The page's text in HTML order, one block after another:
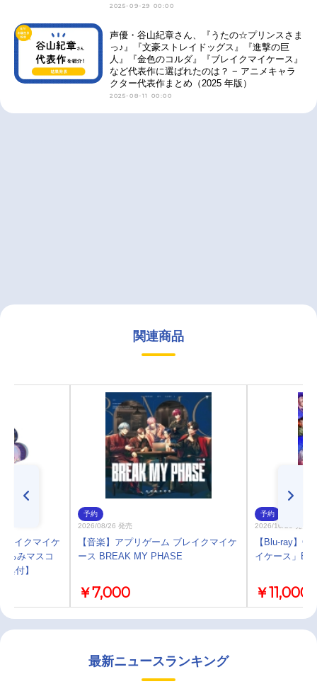
2025-09-29 00:00
声優・谷山紀章さん、『うたの☆プリンスさま
っ♪』『文豪ストレイドッグス』『進撃の巨
人』『金色のコルダ』『ブレイクマイケース』
など代表作に選ばれたのは？ − アニメキャラ
クター代表作まとめ（2025 年版）
2025-08-11 00:00
関連商品
レイクマイケ
るみマスコ
付】
予約
2026/08/26 発売
【音楽】アプリゲーム ブレイクマイケ
ース BREAK MY PHASE
￥7,000
予約
2026/10/28 発売
【Blu-ray】
イケース」
￥11,000
最新ニュースランキング